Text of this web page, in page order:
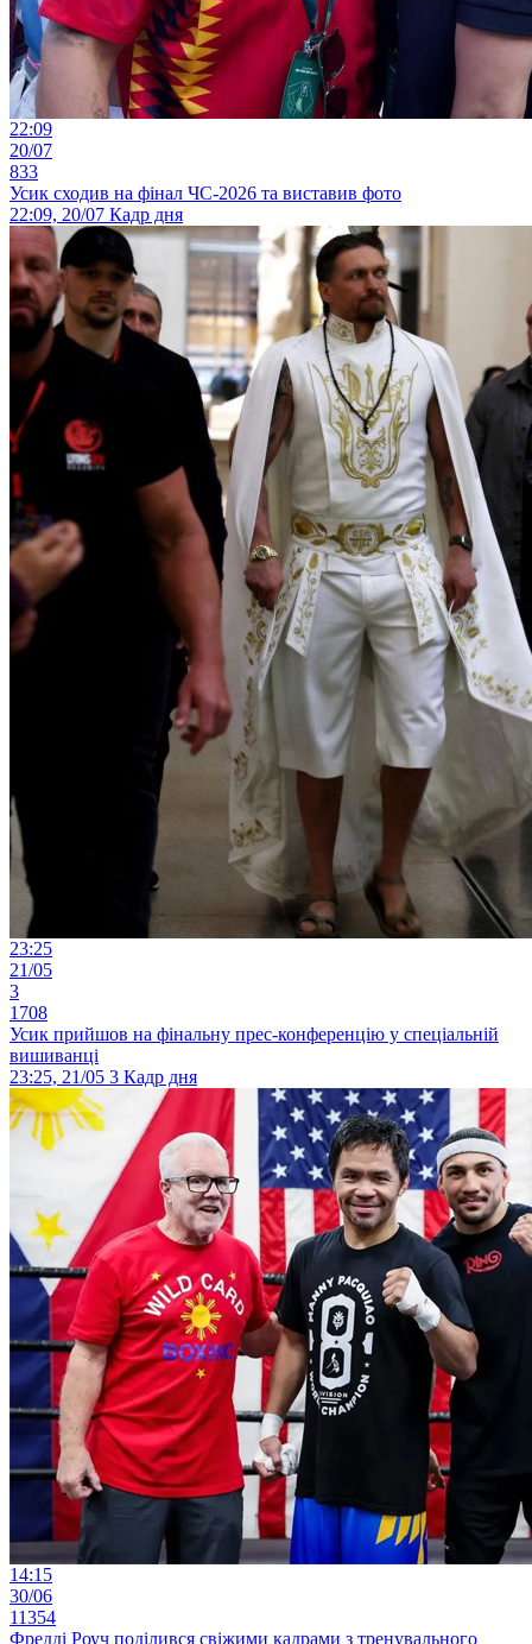
22:09
20/07
833
Усик сходив на фінал ЧС-2026 та виставив фото
22:09, 20/07 Кадр дня
23:25
21/05
3
1708
Усик прийшов на фінальну прес-конференцію у спеціальній
вишиванці
23:25, 21/05 3 Кадр дня
14:15
30/06
11354
Фредді Роуч поділився свіжими кадрами з тренувального